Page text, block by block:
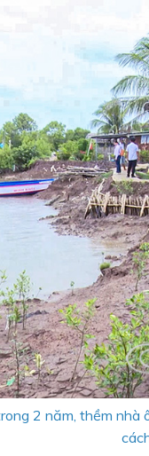
2 năm, thềm nhà